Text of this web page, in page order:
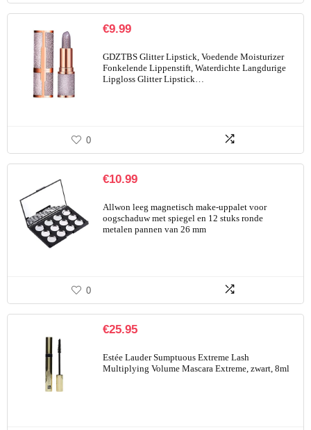
€9.99
GDZTBS Glitter Lipstick, Voedende Moisturizer
Fonkelende Lippenstift, Waterdichte Langdurige
Lipgloss Glitter Lipstick…
0
€10.99
Allwon leeg magnetisch make-uppalet voor
oogschaduw met spiegel en 12 stuks ronde
metalen pannen van 26 mm
0
€25.95
Estée Lauder Sumptuous Extreme Lash
Multiplying Volume Mascara Extreme, zwart, 8ml